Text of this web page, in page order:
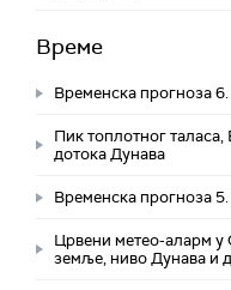
Време
Временска прогноза 6.
Пик топлотног
дотока Дунава
Временска прогноза 5.
Црвени метео-аларм у
земље, ниво Дунава и